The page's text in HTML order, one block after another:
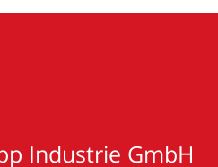
Industrie GmbH